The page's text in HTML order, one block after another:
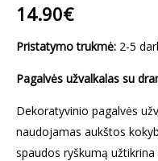
14.90€
Pristatymo trukmė: 2-5
Pagalvės užvalkalas su
Dekoratyvinio pagalvės
naudojamas aukštos
spaudos ryškumą